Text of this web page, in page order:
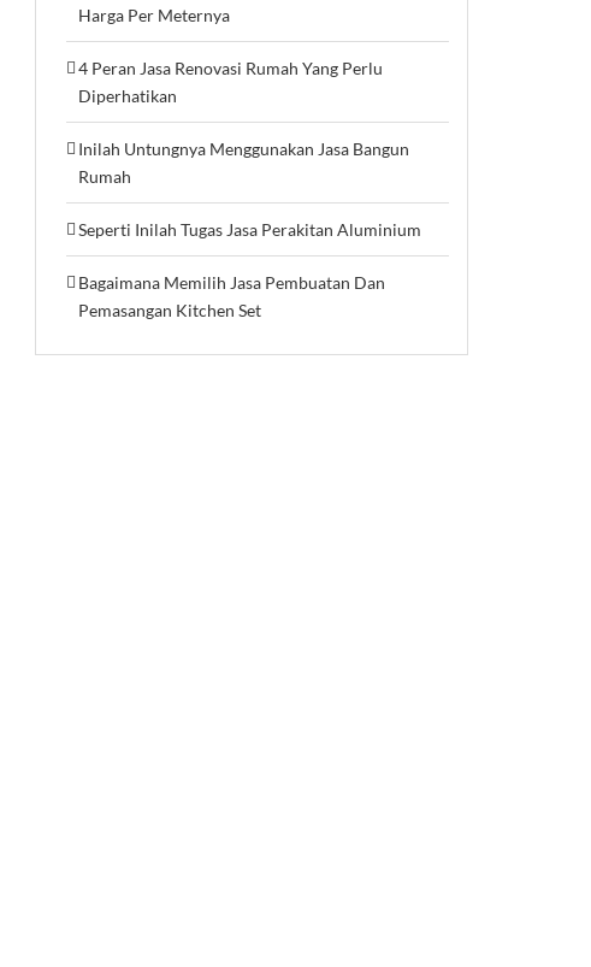
Harga Per Meternya
4 Peran Jasa Renovasi Rumah Yang Perlu
Diperhatikan
Inilah Untungnya Menggunakan Jasa Bangun
Rumah
Seperti Inilah Tugas Jasa Perakitan Aluminium
Bagaimana Memilih Jasa Pembuatan Dan
Pemasangan Kitchen Set